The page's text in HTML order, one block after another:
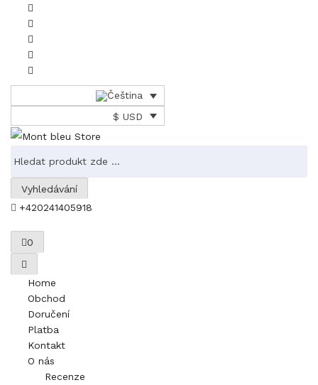
$ USD
Vyhledávání
+420241405918
0
Home
Obchod
Doručení
Platba
Kontakt
O nás
Recenze